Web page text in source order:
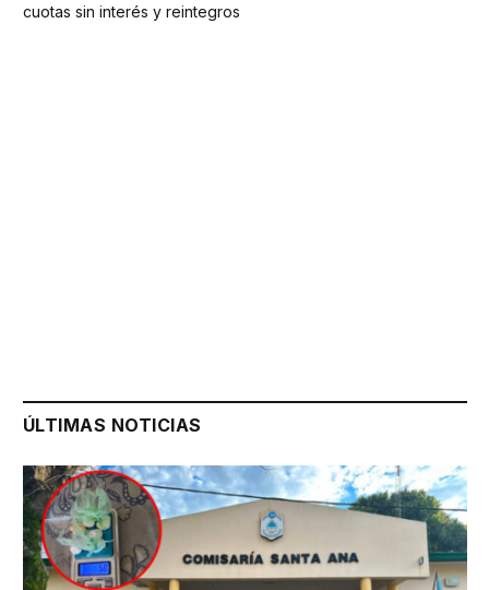
cuotas sin interés y reintegros
ÚLTIMAS NOTICIAS